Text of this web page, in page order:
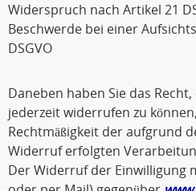
Widerspruch nach Artikel 21
Beschwerde bei einer
DSGVO
Daneben haben Sie das
jederzeit widerrufen zu
Rechtmäßigkeit der aufgrund
Widerruf erfolgten
Der Widerruf der Einwilligung